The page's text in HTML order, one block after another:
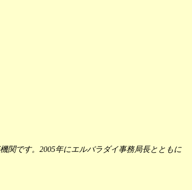
関です。 2005年にエルバラダイ事務局長とともに